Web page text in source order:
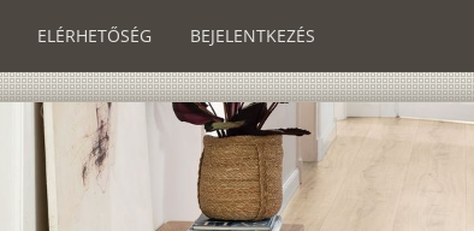
ELÉRHETŐSÉG BEJELENTKEZÉS